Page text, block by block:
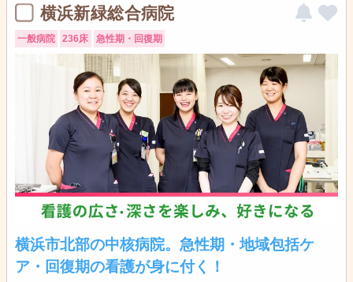
横浜新緑総合病院
一般病院 236床 急性期・回復期
横浜市北部の中核病院。急性期・地域包括ケ
ア・回復期の看護が身に付く！